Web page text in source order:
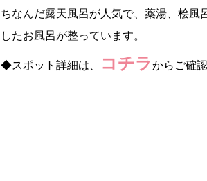
ちなんだ露天風呂が人気で、薬湯、桧風
したお風呂が整っています。
◆スポット詳細は、 コチラ からご確